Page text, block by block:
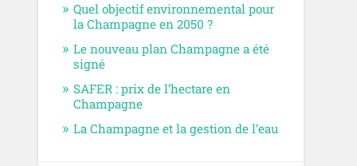
Quel objectif environnemental pour
la Champagne en 2050 ?
Le nouveau plan Champagne a été
signé
SAFER : prix de l’hectare en
Champagne
La Champagne et la gestion de l’eau